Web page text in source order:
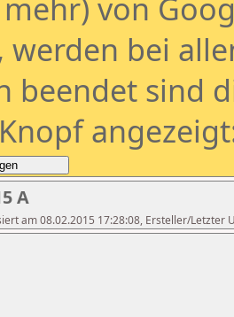
von
werden bei
beendet sind
A
am 08.02.2015 17:28:08, Ersteller/Letzter